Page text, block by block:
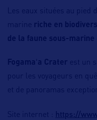
Les eaux situées au pied
marine riche en
de la faune sous-marine
Fogamaʻa Crater est un
pour les voyageurs en
et de panoramas
Site internet : https://